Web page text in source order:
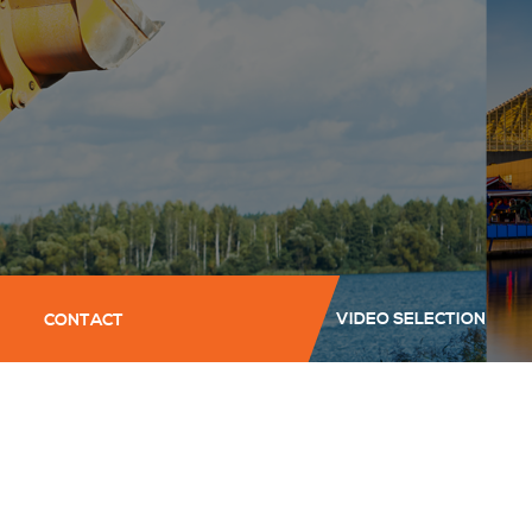
CONTACT VIDEO SELECTION